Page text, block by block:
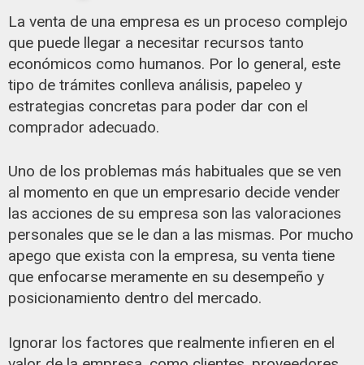
La venta de una empresa es un proceso complejo
que puede llegar a necesitar recursos tanto
económicos como humanos. Por lo general, este
tipo de trámites conlleva análisis, papeleo y
estrategias concretas para poder dar con el
comprador adecuado.
Uno de los problemas más habituales que se ven
al momento en que un empresario decide vender
las acciones de su empresa son las valoraciones
personales que se le dan a las mismas. Por mucho
apego que exista con la empresa, su venta tiene
que enfocarse meramente en su desempeño y
posicionamiento dentro del mercado.
Ignorar los factores que realmente infieren en el